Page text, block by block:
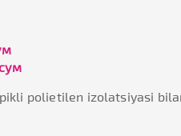
polietilen izolatsiyasi